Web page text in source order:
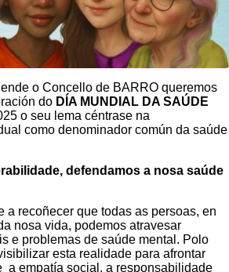
o Concello de BARRO queremos
do DÍA MUNDIAL DA SAÚDE
o seu lema céntrase na
como denominador común da saúde
defendamos a nosa saúde
a recoñecer que todas as persoas, en
nosa vida, podemos atravesar
e problemas de saúde mental. Polo
esta realidade para afrontar
a empatía social, a responsabilidade